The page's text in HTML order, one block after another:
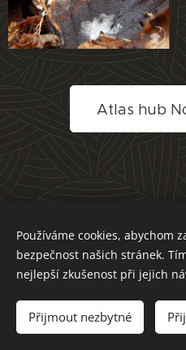
Atlas hub
Používáme cookies, abychom
bezpečnost našich stránek.
nejlepší zkušenost při jejich
Přijmout nezbytné